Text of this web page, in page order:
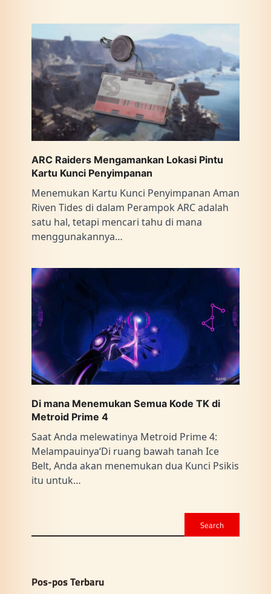
ARC Raiders Mengamankan Lokasi Pintu
Kartu Kunci Penyimpanan
Menemukan Kartu Kunci Penyimpanan Aman
Riven Tides di dalam Perampok ARC adalah
satu hal, tetapi mencari tahu di mana
menggunakannya…
Di mana Menemukan Semua Kode TK di
Metroid Prime 4
Saat Anda melewatinya Metroid Prime 4:
Melampauinya‘Di ruang bawah tanah Ice
Belt, Anda akan menemukan dua Kunci Psikis
itu untuk…
Search
Pos-pos Terbaru